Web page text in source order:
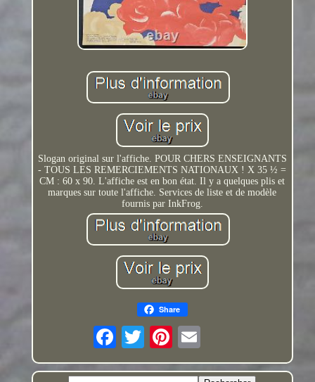
Slogan original sur l'affiche. POUR CHERS ENSEIGNANTS
- TOUS LES REMERCIEMENTS NATIONAUX ! X 35 ½ =
CM : 60 x 90. L'affiche est en bon état. Il y a quelques plis et
marques sur toute l'affiche. Services de liste et de modèle
fournis par InkFrog.
Share